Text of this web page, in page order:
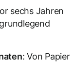
sechs Jahren
: Von Papier